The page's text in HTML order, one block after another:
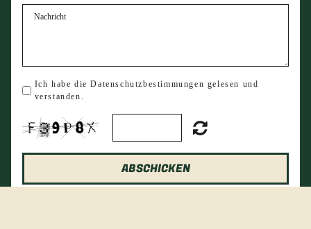
Ich habe die Datenschutzbestimmungen gelesen und
verstanden .
ABSCHICKEN